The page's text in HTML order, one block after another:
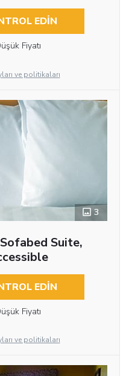
EDIN
Fiyatı
ve politikaları
3
Suite,
EDIN
Fiyatı
ve politikaları